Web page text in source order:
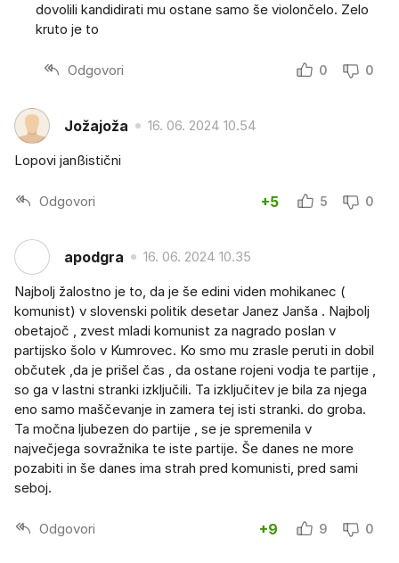
dovolili kandidirati mu ostane samo še violončelo. Zelo
kruto je to
Odgovori 0 0
Jožajoža 16. 06. 2024 10.54
Lopovi janßistični
Odgovori +5 5 0
apodgra 16. 06. 2024 10.35
Najbolj žalostno je to, da je še edini viden mohikanec (
komunist) v slovenski politik desetar Janez Janša . Najbolj
obetajoč , zvest mladi komunist za nagrado poslan v
partijsko šolo v Kumrovec. Ko smo mu zrasle peruti in dobil
občutek ,da je prišel čas , da ostane rojeni vodja te partije ,
so ga v lastni stranki izključili. Ta izključitev je bila za njega
eno samo maščevanje in zamera tej isti stranki. do groba.
Ta močna ljubezen do partije , se je spremenila v
največjega sovražnika te iste partije. Še danes ne more
pozabiti in še danes ima strah pred komunisti, pred sami
seboj.
Odgovori +9 9 0